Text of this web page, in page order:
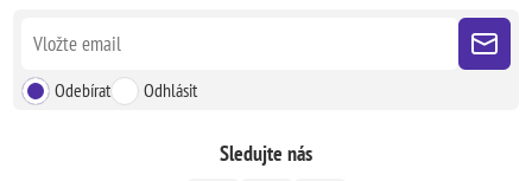
Odebírat Odhlásit
Sledujte nás